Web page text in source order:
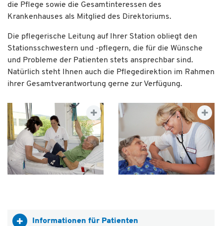
die Pflege sowie die Gesamtinteressen des
Krankenhauses als Mitglied des Direktoriums.
Die pflegerische Leitung auf Ihrer Station obliegt den
Stationsschwestern und -pflegern, die für die Wünsche
und Probleme der Patienten stets ansprechbar sind.
Natürlich steht Ihnen auch die Pflegedirektion im Rahmen
ihrer Gesamtverantwortung gerne zur Verfügung.
Informationen für Patienten